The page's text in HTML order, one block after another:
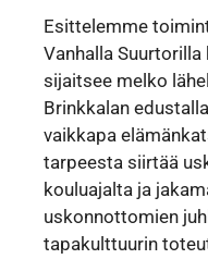
Esittelemme
Vanhalla
sijaitsee melko
Brinkkalan
vaikkapa
tarpeesta siirtää
kouluajalta ja
uskonnottomien
tapakulttuurin